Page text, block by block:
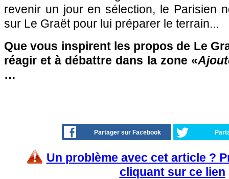
revenir un jour en sélection, le Parisien
sur Le Graët pour lui préparer le terrain...
Que vous inspirent les propos de Le
réagir et à débattre dans la zone «
…
Partager sur Facebook
Un problème avec cet article ?
cliquant sur ce lien